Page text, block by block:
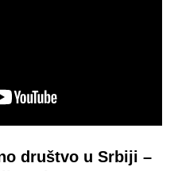
društvo u Srbiji –